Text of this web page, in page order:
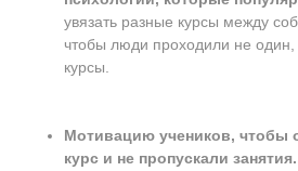
увязать разные курсы между
чтобы люди проходили не
курсы.
Мотивацию учеников, чтобы
курс и не пропускали занятия.